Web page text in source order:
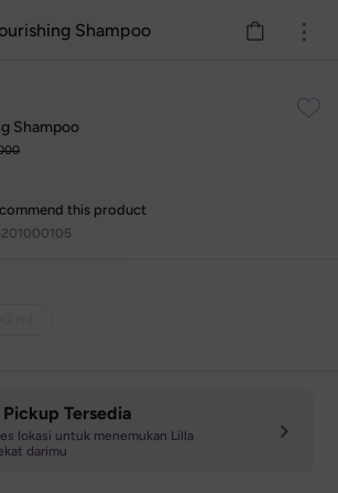
Shampoo
this product
Tersedia
lokasi untuk menemukan Lilla
darimu
Shampoo